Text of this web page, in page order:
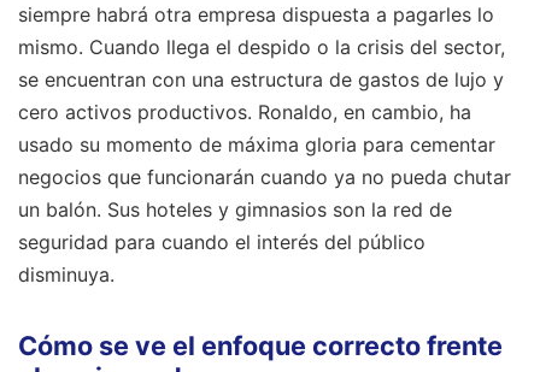
siempre habrá otra empresa dispuesta a pagarles lo
mismo. Cuando llega el despido o la crisis del sector,
se encuentran con una estructura de gastos de lujo y
cero activos productivos. Ronaldo, en cambio, ha
usado su momento de máxima gloria para cementar
negocios que funcionarán cuando ya no pueda chutar
un balón. Sus hoteles y gimnasios son la red de
seguridad para cuando el interés del público
disminuya.
Cómo se ve el enfoque correcto frente